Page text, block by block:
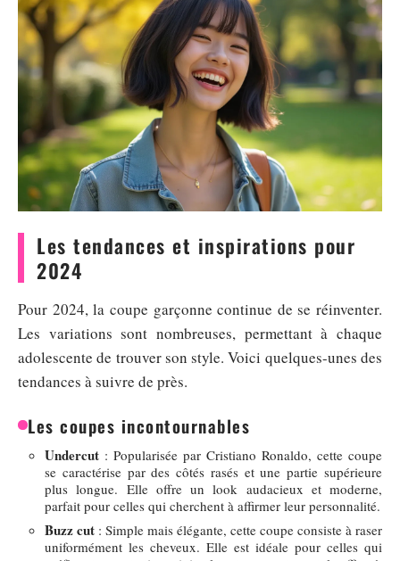
Les tendances et inspirations pour
2024
Pour 2024, la coupe garçonne continue de se réinventer.
Les variations sont nombreuses, permettant à chaque
adolescente de trouver son style. Voici quelques-unes des
tendances à suivre de près.
Les coupes incontournables
Undercut : Popularisée par Cristiano Ronaldo, cette coupe
se caractérise par des côtés rasés et une partie supérieure
plus longue. Elle offre un look audacieux et moderne,
parfait pour celles qui cherchent à affirmer leur personnalité.
Buzz cut : Simple mais élégante, cette coupe consiste à raser
uniformément les cheveux. Elle est idéale pour celles qui